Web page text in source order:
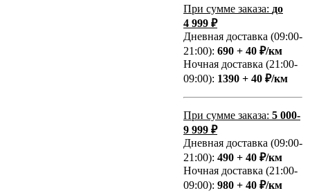
При сумме заказа: до
4 999 ₽
Дневная доставка (09:00-
21:00): 690 + 40 ₽/км
Ночная доставка (21:00-
09:00): 1390 + 40 ₽/км
При сумме заказа: 5 000-
9 999 ₽
Дневная доставка (09:00-
21:00): 490 + 40 ₽/км
Ночная доставка (21:00-
09:00): 980 + 40 ₽/км